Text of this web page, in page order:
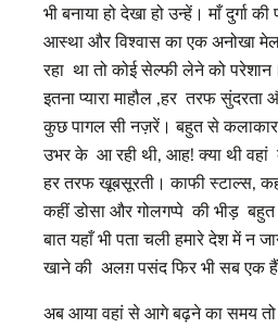
भी बनाया हो देखा हो उन्हें। माँ दुर्गा
आस्था और विश्वास का एक अनोखा
रहा था तो कोई सेल्फी लेने को परेशान।
इतना प्यारा माहौल ,हर तरफ सुंदरता
कुछ पागल सी नज़रें। बहुत से
उभर के आ रही थी, आह! क्या थी वहां
हर तरफ खूबसूरती। काफी स्टाल्स,
कहीं डोसा और गोलगप्पे की भीड़
बात यहाँ भी पता चली हमारे देश में न
खाने की अलग़ पसंद फिर भी सब एक
अब आया वहां से आगे बढ़ने का समय